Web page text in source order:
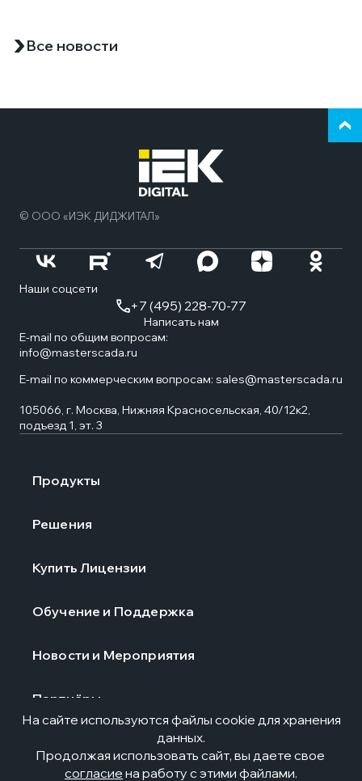
Все новости
На сайте используются файлы cookie для хранения
данных.
Продолжая использовать сайт, вы даете свое
согласие на работу с этими файлами.
© ООО «ИЭК ДИДЖИТАЛ»
Продукты
Решения
Купить Лицензии
Обучение и Поддержка
Новости и Мероприятия
Партнёры
+7 (495) 228-70-77
Написать нам
Наши соцсети
E-mail по общим вопросам:
info@masterscada.ru
E-mail по коммерческим вопросам: sales@masterscada.ru
105066, г. Москва, Нижняя Красносельская, 40/12к2,
подъезд 1, эт. 3